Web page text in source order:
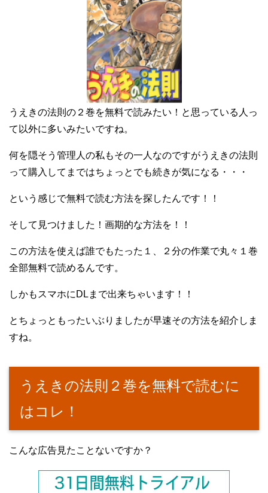
うえきの法則の２巻を無料で読みたい！と思っている人っ
て以外に多いみたいですね。
何を隠そう管理人の私もその一人なのですがうえきの法則
って購入してまではちょっとでも続きが気になる・・・
という感じで無料で読む方法を探したんです！！
そして見つけました！画期的な方法を！！
この方法を使えば誰でもたった１、２分の作業で丸々１巻
全部無料で読めるんです。
しかもスマホにDLまで出来ちゃいます！！
とちょっともったいぶりましたが早速その方法を紹介しま
すね。
うえきの法則２巻を無料で読むに
はコレ！
こんな広告見たことないですか？